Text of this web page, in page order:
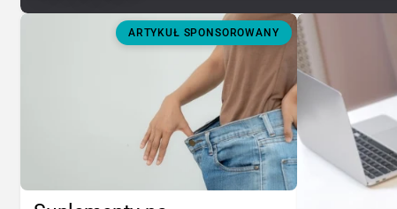
ARTYKUŁ SPONSOROWANY